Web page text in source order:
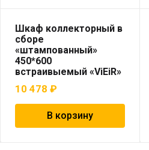
Шкаф коллекторный в
сборе
«штампованный»
450*600
встраивыемый «ViEiR»
10 478₽
В корзину